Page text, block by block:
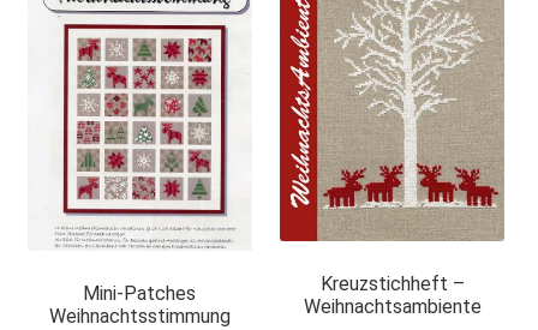
Mini-Patches
Weihnachtsstimmung
Kreuzstichheft –
Weihnachtsambiente